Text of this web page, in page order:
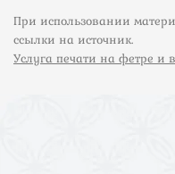
При использовании
ссылки на источник.
Услуга печати на фетре и